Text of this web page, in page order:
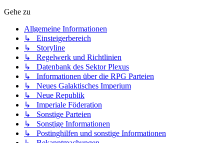
Gehe zu
Allgemeine Informationen
↳ Einsteigerbereich
↳ Storyline
↳ Regelwerk und Richtlinien
↳ Datenbank des Sektor Plexus
↳ Informationen über die RPG Parteien
↳ Neues Galaktisches Imperium
↳ Neue Republik
↳ Imperiale Föderation
↳ Sonstige Parteien
↳ Sonstige Informationen
↳ Postinghilfen und sonstige Informationen